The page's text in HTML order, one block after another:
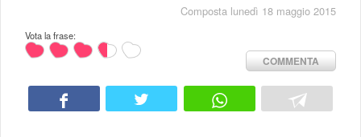
Composta lunedì 18 maggio 2015
Vota la frase:
COMMENTA